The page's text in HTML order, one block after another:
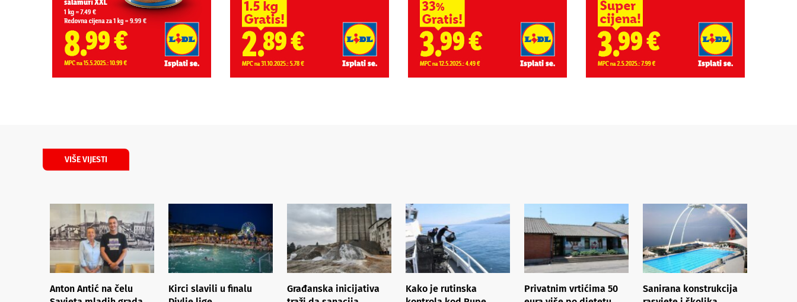
VIŠE VIJESTI
Anton Antić na čelu
Kirci slavili u finalu
Građanska inicijativa
Kako je rutinska
Privatnim vrtićima 50
Sanirana konstrukcija